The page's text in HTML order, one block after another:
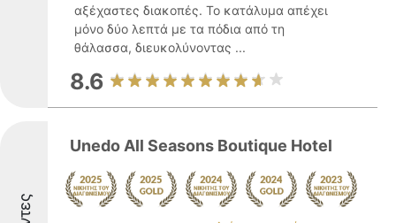
αξέχαστες διακοπές. Το κατάλυμα απέχει
μόνο δύο λεπτά με τα πόδια από τη
θάλασσα, διευκολύνοντας ...
8.6
Unedo All Seasons Boutique Hotel